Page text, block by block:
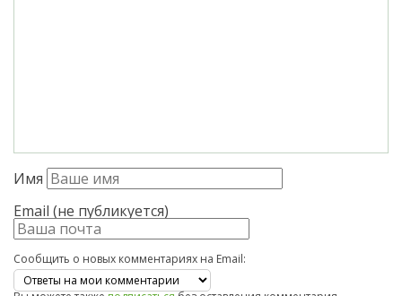
Имя
Email (не публикуется)
Сообщить о новых комментариях на Email: